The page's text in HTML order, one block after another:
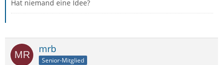
Hat niemand eine Idee?
mrb
Senior-Mitglied